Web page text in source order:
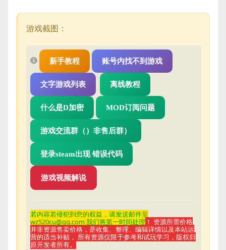
游戏截图：
新手教程 账号内找不到游戏
文字游戏列表 离线教程
什么是D加密 MOD订阅问题
游戏交流群（）非售后群）
登录steam出现 错误代码
游戏视频解说
若内容若侵犯到您的权益，请发送邮件至
wz520cu@qq.com 我们将第一时间处理 ！ 资源所需价格
并非资源售卖价格，是收集、整理、编辑详情以及本站运
营的适当补贴， 所有资源仅限于参考和试玩学习，版权归
原开发者所有。